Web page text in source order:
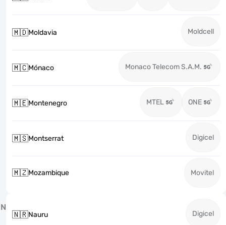
🇲🇩Moldavia Moldcell
🇲🇨Mónaco Monaco Telecom S.A.M.
🇲🇪Montenegro MTEL ONE
🇲🇸Montserrat Digicel
🇲🇿Mozambique Movitel
N
🇳🇷Nauru Digicel